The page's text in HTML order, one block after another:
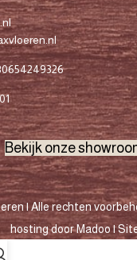
Bekijk onze
| Alle rechten
hosting door Madoo|